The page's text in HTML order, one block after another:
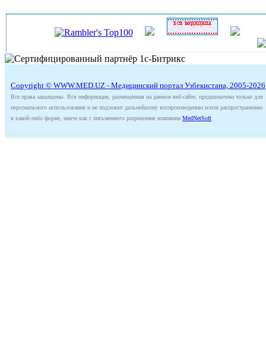
Copyright © WWW.MED.UZ - Медицинский портал Узбекистана, 2005-2026
Все права защищены. Вся информация, размещённая на данном веб-сайте, предназначена только для
персонального использования и не подлежит дальнейшему воспроизведению и/или распространению
в какой-либо форме, иначе как с письменного разрешения компании MedNetSoft